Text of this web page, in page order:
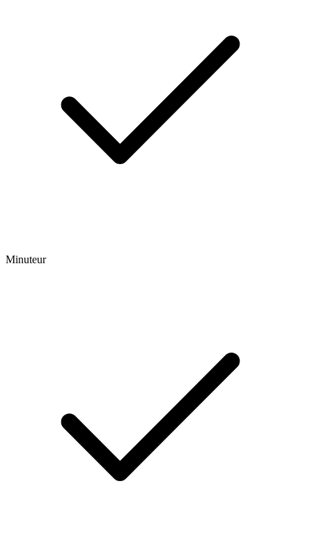
Minuteur